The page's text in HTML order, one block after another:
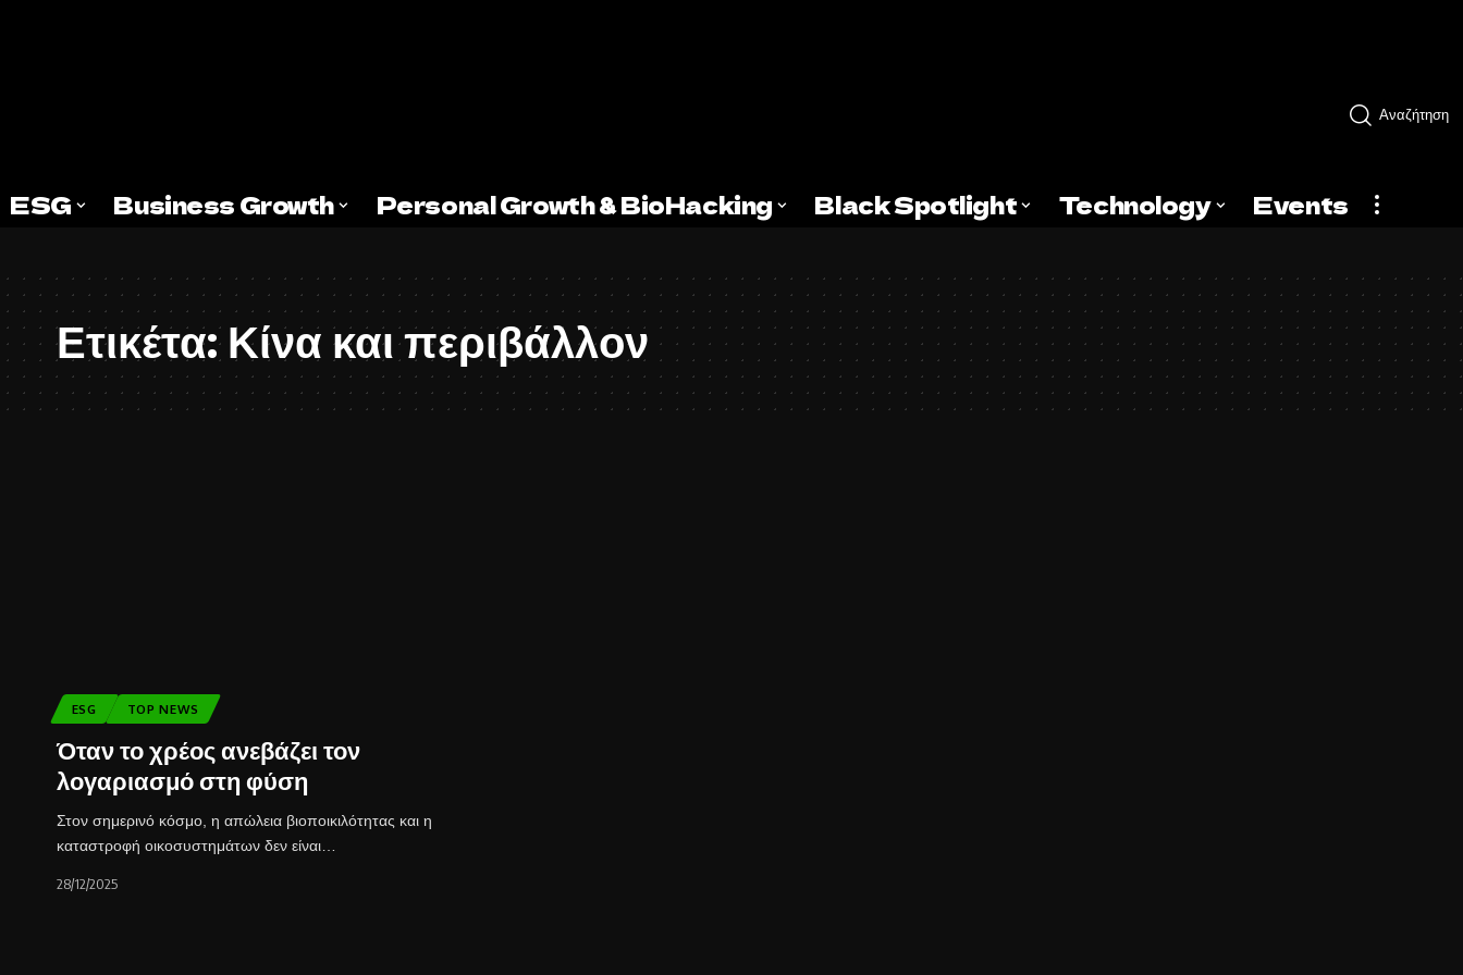
Αναζήτηση
ESG Business Growth Personal Growth & BioHacking Black Spotlight Technology Events
Ετικέτα:Κίνα και περιβάλλον
ESG TOP NEWS
Όταν το χρέος ανεβάζει τον
λογαριασμό στη φύση
Στον σημερινό κόσμο, η απώλεια βιοποικιλότητας και η
καταστροφή οικοσυστημάτων δεν είναι…
28/12/2025